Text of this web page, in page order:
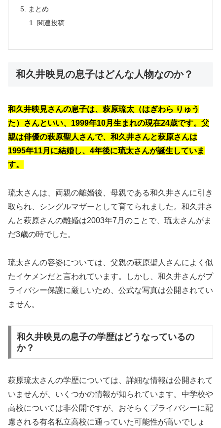
まとめ
関連投稿:
和久井映見の息子はどんな人物なのか？
和久井映見さんの息子は、萩原琉太（はぎわら りゅう
た）さんといい、1999年10月生まれの現在24歳です。父
親は俳優の萩原聖人さんで、和久井さんと萩原さんは
1995年11月に結婚し、4年後に琉太さんが誕生していま
す。
琉太さんは、両親の離婚後、母親である和久井さんに引き
取られ、シングルマザーとして育てられました。和久井さ
んと萩原さんの離婚は2003年7月のことで、琉太さんがま
だ3歳の時でした。
琉太さんの容姿については、父親の萩原聖人さんによく似
たイケメンだと言われています。しかし、和久井さんがプ
ライバシー保護に厳しいため、公式な写真は公開されてい
ません。
和久井映見の息子の学歴はどうなっているの
か？
萩原琉太さんの学歴については、詳細な情報は公開されて
いませんが、いくつかの情報が知られています。中学校や
高校については非公開ですが、おそらくプライバシーに配
慮される有名私立高校に通っていた可能性が高いでしょ